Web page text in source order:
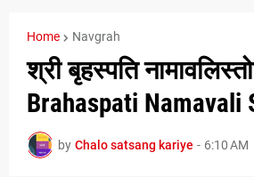
Home Navgrah
श्री बृहस्पति
Brahaspati Namavali
by Chalo satsang kariye - 6:10 AM